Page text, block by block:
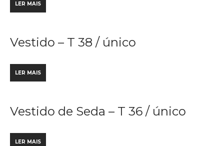
LER MAIS
Vestido – T 38 / único
LER MAIS
Vestido de Seda – T 36 / único
LER MAIS